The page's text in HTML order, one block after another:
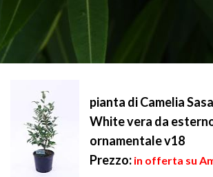
pianta di Camelia
White vera da
ornamentale v18
Prezzo: in offerta su